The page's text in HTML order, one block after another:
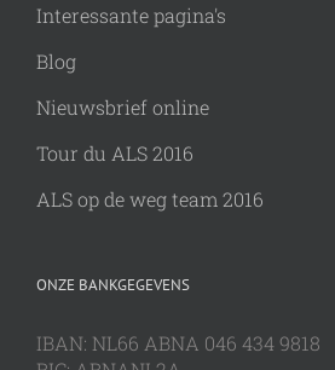
Interessante pagina's
Blog
Nieuwsbrief online
Tour du ALS 2016
ALS op de weg team 2016
ONZE BANKGEGEVENS
IBAN: NL66 ABNA 046 434 9818